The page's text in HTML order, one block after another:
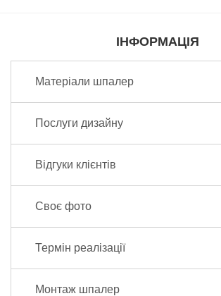
ІНФОРМАЦІЯ
Матеріали шпалер
Послуги дизайну
Відгуки клієнтів
Своє фото
Термін реалізації
Монтаж шпалер